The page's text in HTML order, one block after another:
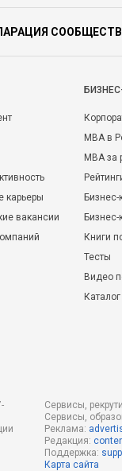
карьеры
вакансии
MBA в
MBA
Бизнес-
Книги
Тесты
Видео
Сервисы,
Сервисы,
Реклама:
Редакция:
Поддержка:
Карта сайта